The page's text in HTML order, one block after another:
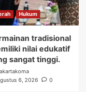
Hukum
tradisional
nilai edukatif
sangat tinggi.
6, 2026
0